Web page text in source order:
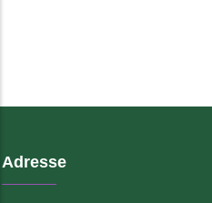
Adresse